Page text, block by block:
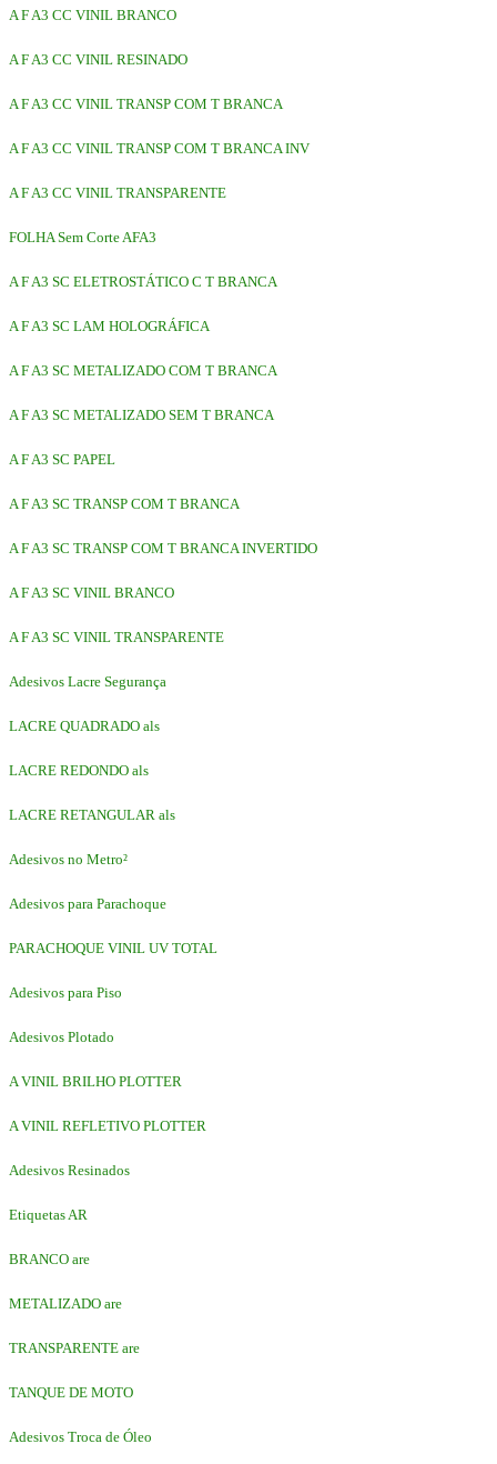
A F A3 CC VINIL BRANCO
A F A3 CC VINIL RESINADO
A F A3 CC VINIL TRANSP COM T BRANCA
A F A3 CC VINIL TRANSP COM T BRANCA INV
A F A3 CC VINIL TRANSPARENTE
FOLHA Sem Corte AFA3
A F A3 SC ELETROSTÁTICO C T BRANCA
A F A3 SC LAM HOLOGRÁFICA
A F A3 SC METALIZADO COM T BRANCA
A F A3 SC METALIZADO SEM T BRANCA
A F A3 SC PAPEL
A F A3 SC TRANSP COM T BRANCA
A F A3 SC TRANSP COM T BRANCA INVERTIDO
A F A3 SC VINIL BRANCO
A F A3 SC VINIL TRANSPARENTE
Adesivos Lacre Segurança
LACRE QUADRADO als
LACRE REDONDO als
LACRE RETANGULAR als
Adesivos no Metro²
Adesivos para Parachoque
PARACHOQUE VINIL UV TOTAL
Adesivos para Piso
Adesivos Plotado
A VINIL BRILHO PLOTTER
A VINIL REFLETIVO PLOTTER
Adesivos Resinados
Etiquetas AR
BRANCO are
METALIZADO are
TRANSPARENTE are
TANQUE DE MOTO
Adesivos Troca de Óleo